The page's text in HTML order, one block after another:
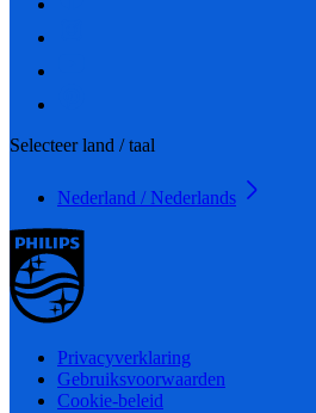
Selecteer land / taal
Nederland / Nederlands
Privacyverklaring
Gebruiksvoorwaarden
Cookie-beleid